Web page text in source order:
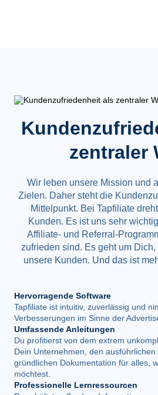
zentraler
Wir leben unsere Mission und
Zielen. Daher steht die
Mittelpunkt. Bei Tapfiliate
Kunden. Es ist uns sehr
Affiliate- und Referral-
zufrieden sind. Es geht um
unsere Kunden. Und das ist
Hervorragende Software
Tapfiliate ist intuitiv, zuverlässig und
Verbesserungen im Sinne der
Umfassende Anleitungen
Du profitierst von dem extrem
Dein Unternehmen, den
gründlichen Dokumentation für alles,
möchtest.
Professionelle Lernressourcen